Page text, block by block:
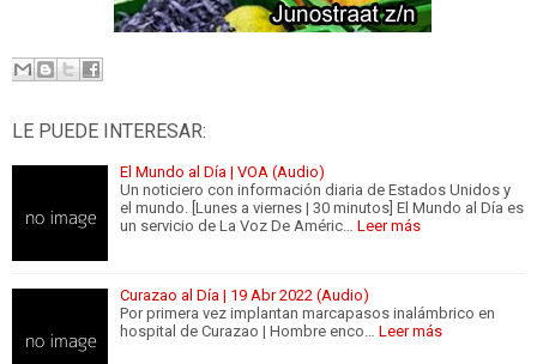
LE PUEDE INTERESAR:
El Mundo al Día | VOA (Audio)
Un noticiero con información diaria de Estados Unidos y
el mundo. [Lunes a viernes | 30 minutos] El Mundo al Día es
un servicio de La Voz De Améric… Leer más
Curazao al Día | 19 Abr 2022 (Audio)
Por primera vez implantan marcapasos inalámbrico en
hospital de Curazao | Hombre enco… Leer más